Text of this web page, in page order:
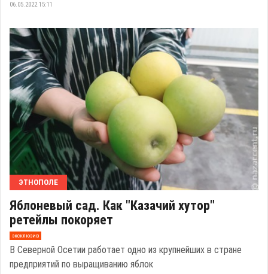
06.05.2022 15:11
ЭТНОПОЛЕ
Яблоневый сад. Как "Казачий хутор"
ретейлы покоряет
эксклюзив
В Северной Осетии работает одно из крупнейших в стране
предприятий по выращиванию яблок